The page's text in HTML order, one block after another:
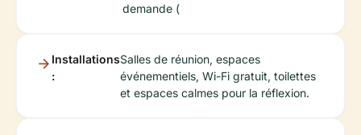
demande (
Installations
:
Salles de réunion, espaces
événementiels, Wi-Fi gratuit, toilettes
et espaces calmes pour la réflexion.